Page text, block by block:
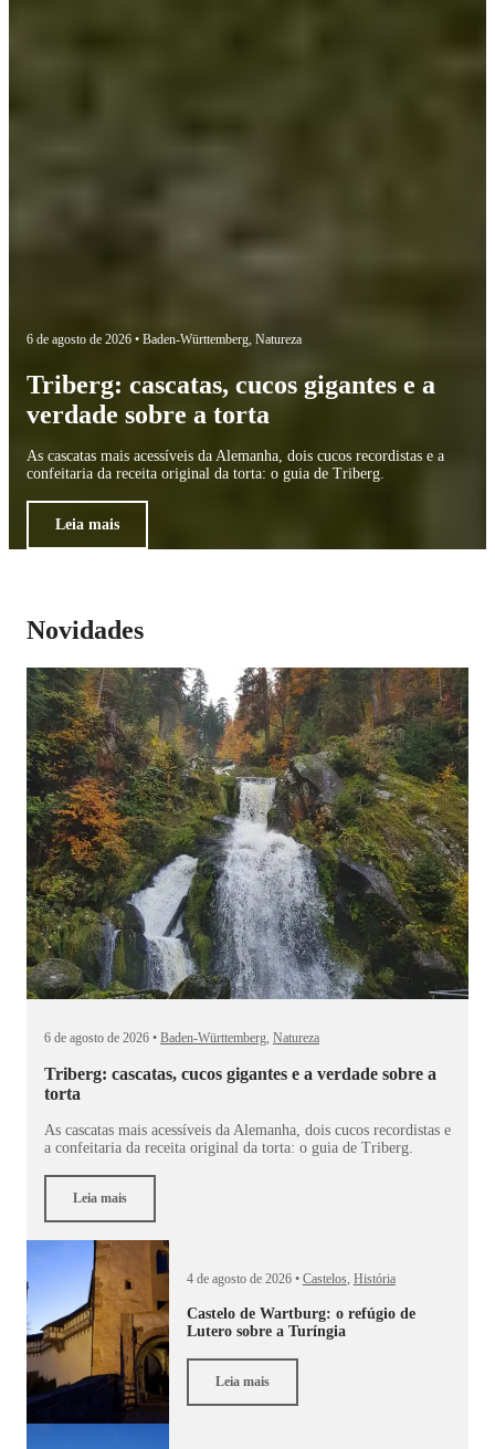
6 de agosto de 2026 • Baden-Württemberg, Natureza
Triberg: cascatas, cucos gigantes e a
verdade sobre a torta
As cascatas mais acessíveis da Alemanha, dois cucos recordistas e a
confeitaria da receita original da torta: o guia de Triberg.
Leia mais
Novidades
6 de agosto de 2026 • Baden-Württemberg, Natureza
Triberg: cascatas, cucos gigantes e a verdade sobre a
torta
As cascatas mais acessíveis da Alemanha, dois cucos recordistas e
a confeitaria da receita original da torta: o guia de Triberg.
Leia mais
4 de agosto de 2026 • Castelos, História
Castelo de Wartburg: o refúgio de
Lutero sobre a Turíngia
Leia mais